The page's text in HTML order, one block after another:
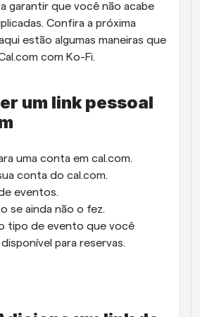
garantir que você não acabe
Confira a próxima
estão algumas maneiras que
com Ko-Fi.
um link pessoal
uma conta em cal.com.
conta do cal.com.
eventos.
se ainda não o fez.
tipo de evento que você
para reservas.